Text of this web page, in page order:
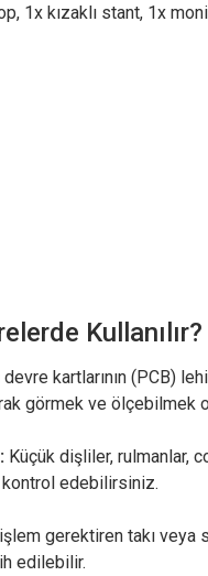
1x kızaklı stant, 1x
Kullanılır?
devre kartlarının (PCB)
görmek ve ölçebilmek
Küçük dişliler, rulmanlar,
edebilirsiniz.
gerektiren takı veya
edilebilir.